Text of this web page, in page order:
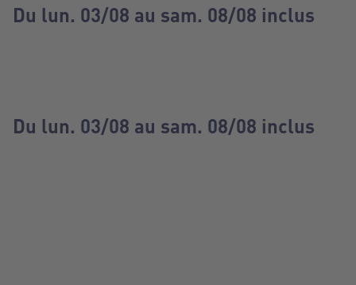
Du lun. 03/08 au sam. 08/08 inclus
Du lun. 03/08 au sam. 08/08 inclus